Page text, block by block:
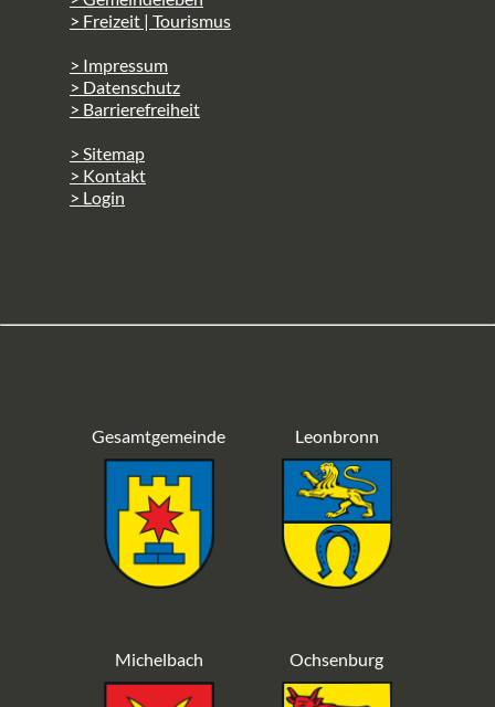
> Freizeit | Tourismus
> Impressum
> Datenschutz
> Barrierefreiheit
> Sitemap
> Kontakt
> Login
Gesamtgemeinde Leonbronn
Michelbach Ochsenburg